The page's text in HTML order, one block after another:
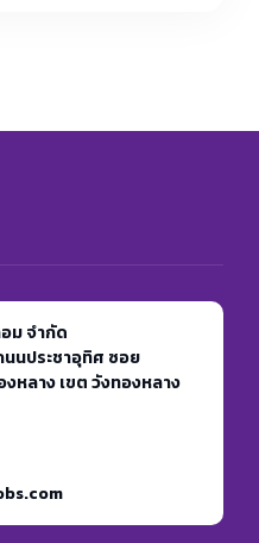
ม จำกัด
นนประชาอุทิศ ซอย
หลาง เขต วังทองหลาง